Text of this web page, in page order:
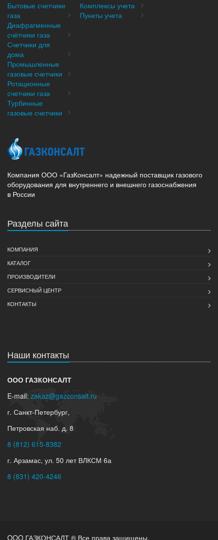
Бытовые счетчики
газа
Диафрагменные
счётчики газа
Счетчики для
дома
Промышленные
газовые счетчики
Ротационные
счетчики газа
Турбинные
газовые счетчики
Комплексы учета
Пункты учета
Компания ООО «ГазКонсалт» надежный поставщик газового
оборудования для внутреннего и внешнего газоснабжения
в России
Разделы сайта
КОМПАНИЯ
КАТАЛОГ
ПРОИЗВОДИТЕЛИ
СЕРВИСНЫЙ ЦЕНТР
КОНТАКТЫ
Наши контакты
ООО ГАЗКОНСАЛТ
E-mail: zakaz@gazconsalt.ru
г. Санкт-Петербург,
Петровская наб. д. 8
8 (812) 615-8382
г. Арзамас, ул. 50 лет ВЛКСМ 6а
8 (831) 420-4246
OOO ГАЗКОНСАЛТ ® Все права защищены.